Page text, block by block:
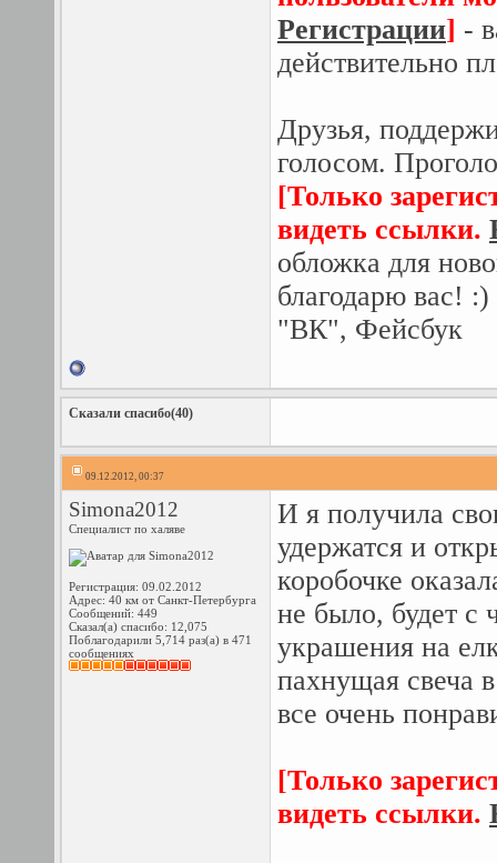
Регистрации] -
действительно
Друзья,
голосом.
[Только
видеть ссылки.
обложка для
благодарю вас!
"ВК", Фейсбук
Сказали спасибо(40)
09.12.2012, 00:37
Simona2012
Специалист по халяве
Регистрация: 09.02.2012
Адрес: 40 км от Санкт-Петербурга
Сообщений: 449
Сказал(а) спасибо: 12,075
Поблагодарили 5,714 раз(а) в 471
сообщениях
И я получила
удержатся и
коробочке
не было, будет с
украшения на
пахнущая свеча
все очень
[Только
видеть ссылки.